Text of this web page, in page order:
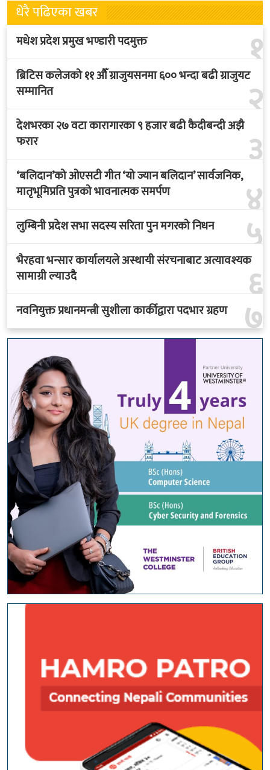
धेरै पढिएका खबर
१
मधेश प्रदेश प्रमुख भण्डारी पदमुक्त
२
ब्रिटिस कलेजको ११ औँ ग्राजुयसनमा ६०० भन्दा बढी ग्राजुयट
सम्मानित
३
देशभरका २७ वटा कारागारका ९ हजार बढी कैदीबन्दी अझै
फरार
४
‘बलिदान’को ओएसटी गीत ‘यो ज्यान बलिदान’ सार्वजनिक,
मातृभूमिप्रति पुत्रको भावनात्मक समर्पण
५
लुम्बिनी प्रदेश सभा सदस्य सरिता पुन मगरको निधन
६
भैरहवा भन्सार कार्यालयले अस्थायी संरचनाबाट अत्यावश्यक
सामाग्री ल्याउदै
७
नवनियुक्त प्रधानमन्त्री सुशीला कार्कीद्वारा पदभार ग्रहण